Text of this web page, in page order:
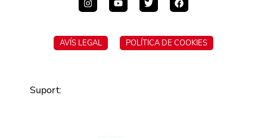
AVÍS LEGAL POLÍTICA DE COOKIES
Suport: